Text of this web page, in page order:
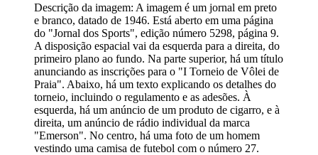
Descrição da imagem: A imagem é um jornal em preto
e branco, datado de 1946. Está aberto em uma página
do "Jornal dos Sports", edição número 5298, página 9.
A disposição espacial vai da esquerda para a direita, do
primeiro plano ao fundo. Na parte superior, há um título
anunciando as inscrições para o "I Torneio de Vôlei de
Praia". Abaixo, há um texto explicando os detalhes do
torneio, incluindo o regulamento e as adesões. À
esquerda, há um anúncio de um produto de cigarro, e à
direita, um anúncio de rádio individual da marca
"Emerson". No centro, há uma foto de um homem
vestindo uma camisa de futebol com o número 27.